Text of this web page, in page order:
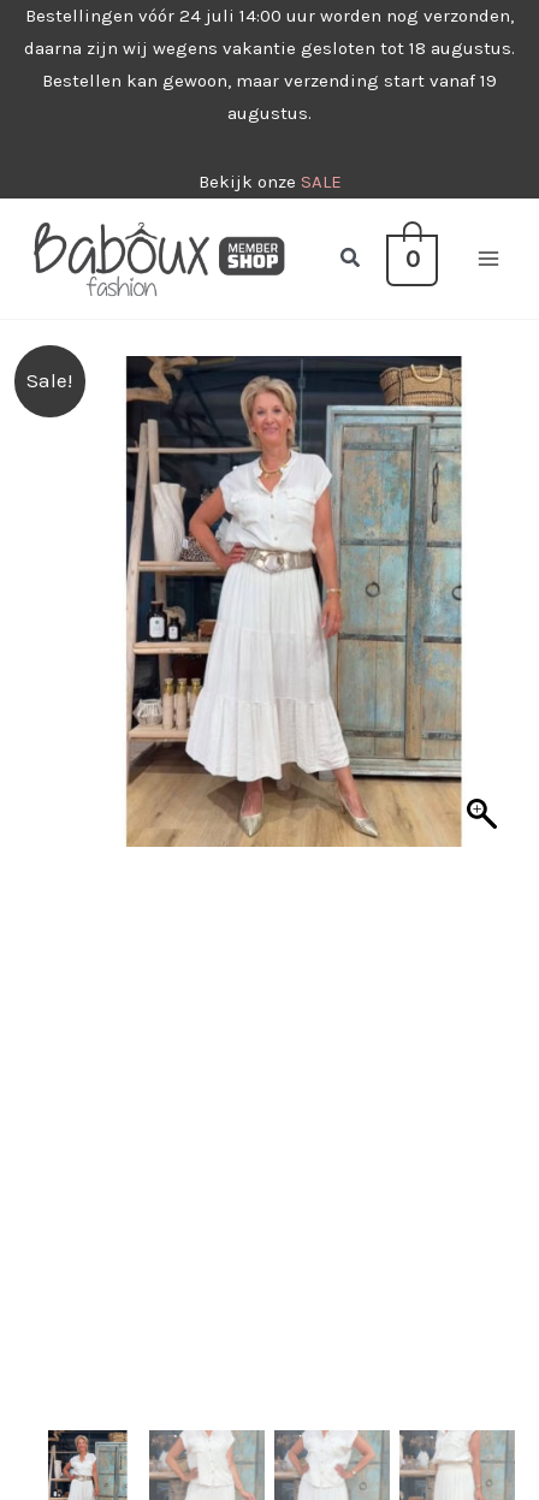
naar
Bestellingen vóór 24 juli 14:00 uur worden nog verzonden,
daarna zijn wij wegens vakantie gesloten tot 18 augustus.
Bestellen kan gewoon, maar verzending start vanaf 19
augustus.
Bekijk onze SALE
Zoeken0
Sale!